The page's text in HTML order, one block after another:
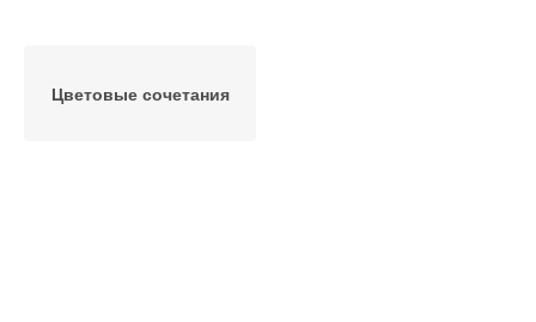
Цветовые сочетания